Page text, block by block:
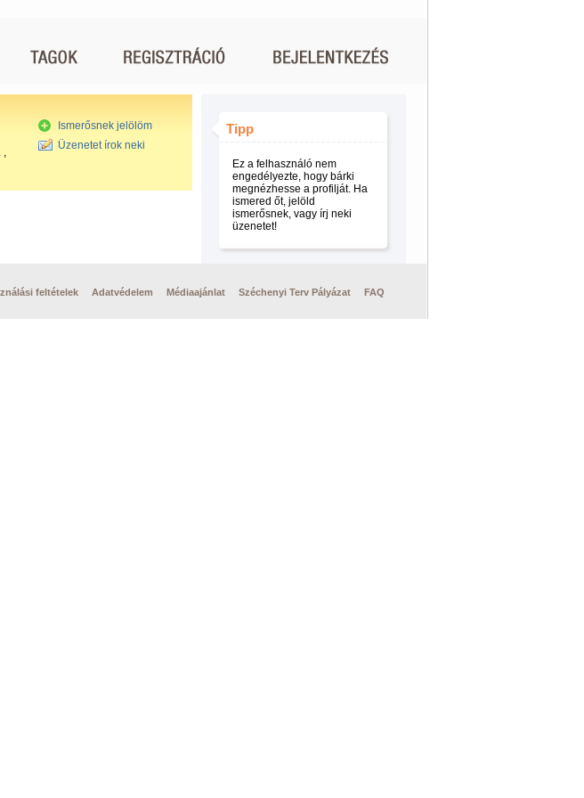
,
Ismerősnek jelölöm
Üzenetet írok neki
Tipp
Ez a felhasználó nem
engedélyezte, hogy bárki
megnézhesse a profilját. Ha
ismered őt, jelöld
ismerősnek, vagy írj neki
üzenetet!
feltételek Adatvédelem Médiaajánlat Széchenyi Terv Pályázat FAQ